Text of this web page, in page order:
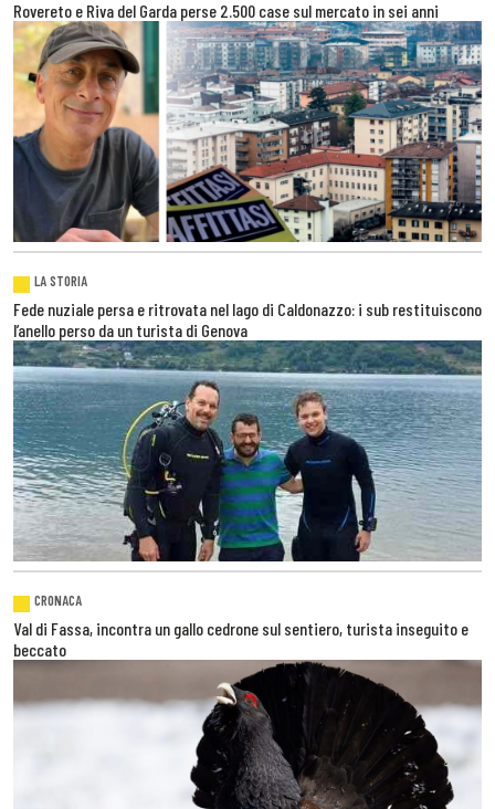
Rovereto e Riva del Garda perse 2.500 case sul mercato in sei anni
LA STORIA
Fede nuziale persa e ritrovata nel lago di Caldonazzo: i sub restituiscono
l’anello perso da un turista di Genova
CRONACA
Val di Fassa, incontra un gallo cedrone sul sentiero, turista inseguito e
beccato